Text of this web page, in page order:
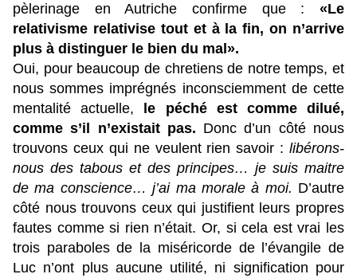
pèlerinage en Autriche confirme que : «Le
relativisme relativise tout et à la fin, on n’arrive
plus à distinguer le bien du mal».
Oui, pour beaucoup de chretiens de notre temps, et
nous sommes imprégnés inconsciemment de cette
mentalité actuelle,
le péché est comme dilué,
comme s’il n’existait pas. Donc d’un côté nous
trouvons ceux qui ne veulent rien savoir : libérons-
nous des tabous et des principes… je suis maitre
de ma conscience… j’ai ma morale à moi. D’autre
côté nous trouvons ceux qui justifient leurs propres
fautes comme si rien n’était. Or, si cela est vrai les
trois paraboles de la miséricorde de l’évangile de
Luc n’ont plus aucune utilité, ni signification pour